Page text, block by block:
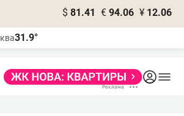
$ 81.41 € 94.06 ¥ 12.06
31.9°